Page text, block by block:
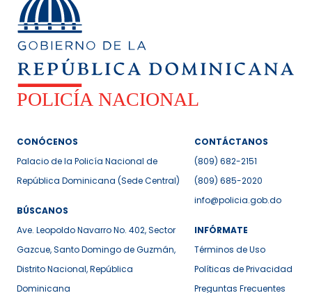
CONÓCENOS
Palacio de la Policía Nacional de
República Dominicana (Sede Central)
BÚSCANOS
Ave. Leopoldo Navarro No. 402, Sector
Gazcue, Santo Domingo de Guzmán,
Distrito Nacional, República
Dominicana
CONTÁCTANOS
(809) 682-2151
(809) 685-2020
info@policia.gob.do
INFÓRMATE
Términos de Uso
Políticas de Privacidad
Preguntas Frecuentes